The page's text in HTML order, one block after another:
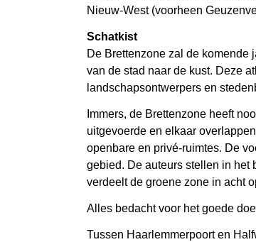
Nieuw-West (voorheen
Schatkist
De Brettenzone zal de
van de stad naar de kust. Deze
landschapsontwerpers en
Immers, de Brettenzone heeft
uitgevoerde en elkaar
openbare en privé-ruimtes. De
gebied. De auteurs stellen in het
verdeelt de groene zone in acht
Alles bedacht voor het goede
Tussen Haarlemmerpoort en